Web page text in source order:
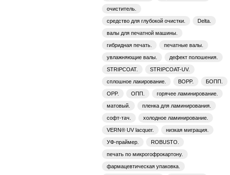
очиститель.
средство для глубокой очистки. Delta.
валы для печатной машины.
гибридная печать. печатные валы.
увлажняющие валы. дефект полошения.
STRIPCOAT. STRIPCOAT-UV.
сплошное лакирование. BOPP. БОПП.
OPP. ОПП. горячее ламинирование.
матовый. пленка для ламинирования.
софт-тач. холодное ламинирование.
VERN® UV lacquer. низкая миграция.
УФ-праймер. ROBUSTO.
печать по микрогофрокартону.
фармацевтическая упаковка.